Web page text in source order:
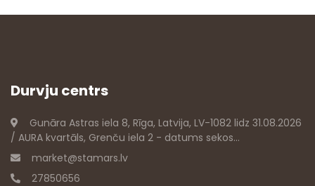
Durvju centrs
Gunāra Astras iela 8, Rīga, Latvija, LV-1082 lidz 31.08.2026
/ AURA kvartāls, Grenču iela 2 - datums sekos...
market@stamars.lv
27850656